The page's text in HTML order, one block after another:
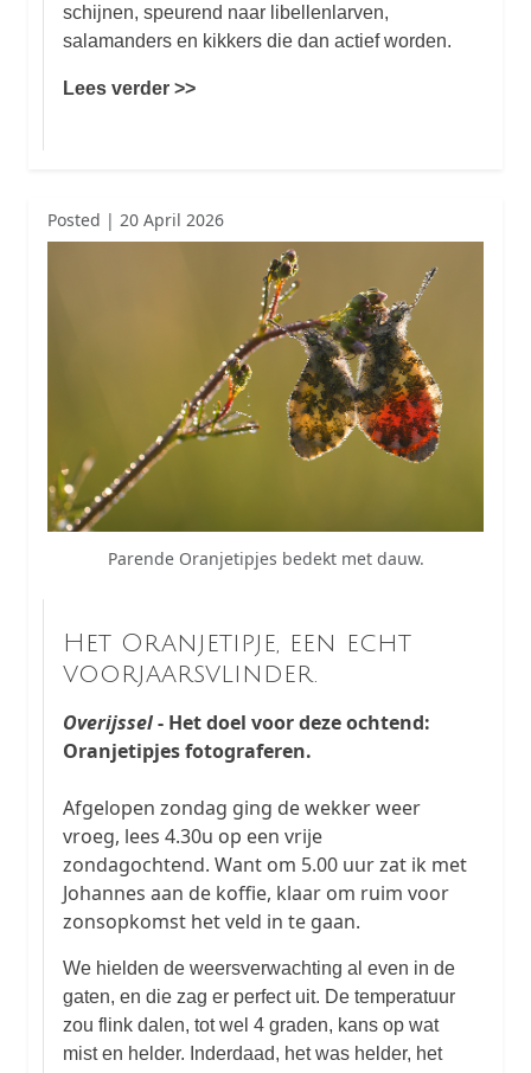
schijnen, speurend naar libellenlarven,
salamanders en kikkers die dan actief worden.
Lees verder >>
Posted | 20 April 2026
Parende Oranjetipjes bedekt met dauw.
Het Oranjetipje, een echt
voorjaarsvlinder.
Overijssel- Het doel voor deze ochtend:
Oranjetipjes fotograferen.
Afgelopen zondag ging de wekker weer
vroeg, lees 4.30u op een vrije
zondagochtend. Want om 5.00 uur zat ik met
Johannes aan de koffie, klaar om ruim voor
zonsopkomst het veld in te gaan.
We hielden de weersverwachting al even in de
gaten, en die zag er perfect uit. De temperatuur
zou flink dalen, tot wel 4 graden, kans op wat
mist en helder. Inderdaad, het was helder, het